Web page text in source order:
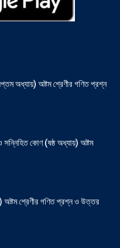
অধ্যায়) অষ্টম শ্রেণীর গণিত প্রশ্ন
কোণ (ষষ্ঠ অধ্যায়) অষ্টম
অষ্টম শ্রেণীর গণিত প্রশ্ন ও উত্তর